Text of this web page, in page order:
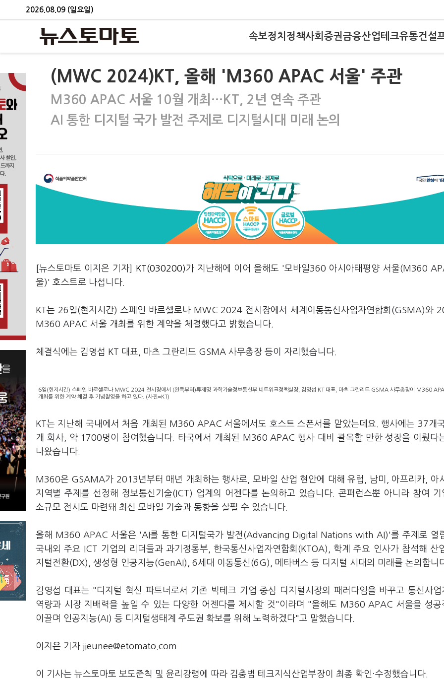
2026.08.09 (일요일)
속보정치 정책사회 증권금융산업테크유통건설
(MWC 2024)KT, 올해 'M360 APAC 서울' 주관
M360 APAC 서울 10월 개최…KT, 2년 연속 주관
AI 통한 디지털 국가 발전 주제로 디지털시대 미래 논의
[뉴스토마토 이지은 기자] KT(030200)가 지난해에 이어 올해도 '모바일360 아시아태평양 서울(M360
울)' 호스트로 나섭니다.
KT는 26일(현지시간) 스페인 바르셀로나 MWC 2024 전시장에서 세계이동통신사업자연합회(GSMA)와
M360 APAC 서울 개최를 위한 계약을 체결했다고 밝혔습니다.
체결식에는 김영섭 KT 대표, 마츠 그란리드 GSMA 사무총장 등이 자리했습니다.
6일(현지시간) 스페인 바로셀로나 MWC 2024 전시장에서 (왼쪽부터)류제명 과학기술정보통신부 네트워크정책실장, 김영섭 KT 대표, 마츠 그란리드 GSMA 사무총장이 M360
개최를 위한 계약 체결 후 기념촬영을 하고 있다. (사진=KT)
KT는 지난해 국내에서 처음 개최된 M360 APAC 서울에서도 호스트 스폰서를 맡았는데요. 행사에는 37개
개 회사, 약 1700명이 참여했습니다. 타국에서 개최된 M360 APAC 행사 대비 괄목할 만한 성장을 이뤘다
나왔습니다.
M360은 GSAMA가 2013년부터 매년 개최하는 행사로, 모바일 산업 현안에 대해 유럽, 남미, 아프리카, 아
지역별 주제를 선정해 정보통신기술(ICT) 업계의 어젠다를 논의하고 있습니다. 콘퍼런스뿐 아니라 참여 기
소규모 전시도 마련돼 최신 모바일 기술과 동향을 살필 수 있습니다.
올해 M360 APAC 서울은 'AI를 통한 디지털국가 발전(Advancing Digital Nations with AI)'를 주제로 열
국내외 주요 ICT 기업의 리더들과 과기정통부, 한국통신사업자연합회(KTOA), 학계 주요 인사가 참석해 산
지털전환(DX), 생성형 인공지능(GenAI), 6세대 이동통신(6G), 메타버스 등 디지털 시대의 미래를 논의합니
김영섭 대표는 "디지털 혁신 파트너로서 기존 빅테크 기업 중심 디지털시장의 패러다임을 바꾸고 통신사업
역량과 시장 지배력을 높일 수 있는 다양한 어젠다를 제시할 것"이라며 "올해도 M360 APAC 서울을 성공
이끌며 인공지능(AI) 등 디지털생태계 주도권 확보를 위해 노력하겠다"고 말했습니다.
이지은 기자 jieunee@etomato.com
이 기사는 뉴스토마토 보도준칙 및 윤리강령에 따라 김충범 테크지식산업부장이 최종 확인·수정했습니다.